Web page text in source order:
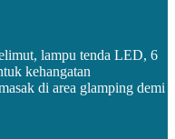
lampu tenda LED, 6
kehangatan
di area glamping demi